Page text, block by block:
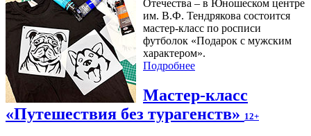
Отечества – в Юношеском центре
им. В.Ф. Тендрякова состоится
мастер-класс по росписи
футболок «Подарок с мужским
характером».
Подробнее
Мастер-класс
«Путешествия без турагенств» 12+